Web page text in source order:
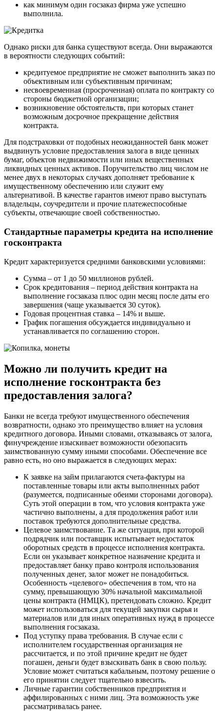
как минимум один госзаказ фирма уже успешно
выполнила.
Однако риски для банка существуют всегда. Они выражаются
в вероятности следующих событий:
кредитуемое предприятие не сможет выполнить заказ по
объективным или субъективным причинам;
несвоевременная (просроченная) оплата по контракту со
стороны бюджетной организации;
возникновение обстоятельств, при которых станет
возможным досрочное прекращение действия
контракта.
Для подстраховки от подобных неожиданностей банк может
выдвинуть условие предоставления залога в виде ценных
бумаг, объектов недвижимости или иных вещественных
ликвидных ценных активов. Поручительство лиц числом не
менее двух в некоторых случаях дополняет требование к
имущественному обеспечению или служит ему
альтернативой. В качестве гарантов имеют право выступать
владельцы, соучредители и прочие платежеспособные
субъекты, отвечающие своей собственностью.
Стандартные параметры кредита на исполнение
госконтракта
Кредит характеризуется средними банковскими условиями:
Сумма – от 1 до 50 миллионов рублей.
Срок кредитования – период действия контракта на
выполнение госзаказа плюс один месяц после даты его
завершения (чаще указывается 30 суток).
Годовая процентная ставка – 14% и выше.
График погашения обсуждается индивидуально и
устанавливается по соглашению сторон.
Можно ли получить кредит на
исполнение госконтракта без
предоставления залога?
Банки не всегда требуют имущественного обеспечения
возвратности, однако это преимущество влияет на условия
кредитного договора. Иными словами, отказываясь от залога,
финучреждение изыскивает возможности обезопасить
заимствованную сумму иными способами. Обеспечение все
равно есть, но оно выражается в следующих мерах:
К заявке на займ прилагаются счета-фактуры на
поставленные товары или акты выполненных работ
(разумеется, подписанные обеими сторонами договора).
Суть этой операции в том, что условия контракта уже
частично выполнены, а для продолжения работ или
поставок требуются дополнительные средства.
Целевое заимствование. Та же ситуация, при которой
подрядчик или поставщик испытывает недостаток
оборотных средств в процессе исполнения контракта.
Если он указывает конкретное назначение кредита и
предоставляет банку право контроля использования
полученных денег, залог может не понадобиться.
Особенность «целевого» обеспечения в том, что на
сумму, превышающую 30% начальной максимальной
цены контракта (НМЦК), претендовать сложно. Кредит
может использоваться для текущей закупки сырья и
материалов или для иных оперативных нужд в процессе
выполнения госзаказа.
Под уступку права требования. В случае если с
исполнителем государственная организация не
рассчитается, и по этой причине кредит не будет
погашен, деньги будет взыскивать банк в свою пользу.
Условие может считаться кабальным, поэтому решение о
его принятии следует тщательно взвесить.
Личные гарантии собственников предприятия и
аффилированных с ними лиц. Эта возможность уже
рассматривалась ранее.